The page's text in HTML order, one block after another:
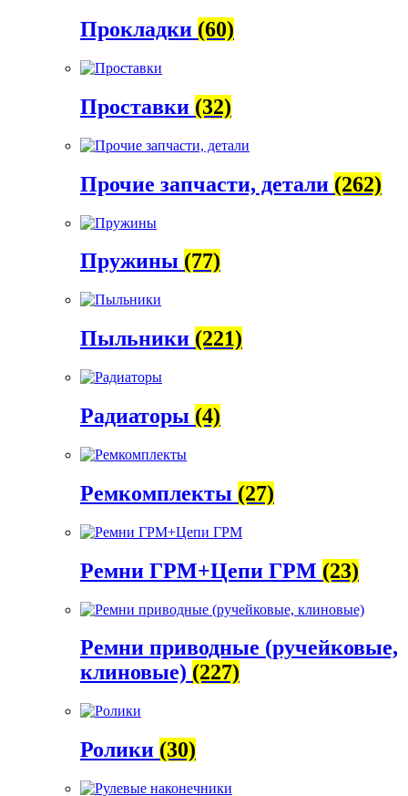
Прокладки (60)
Проставки (32)
Прочие запчасти, детали (262)
Пружины (77)
Пыльники (221)
Радиаторы (4)
Ремкомплекты (27)
Ремни ГРМ+Цепи ГРМ (23)
Ремни приводные (ручейковые,
клиновые) (227)
Ролики (30)